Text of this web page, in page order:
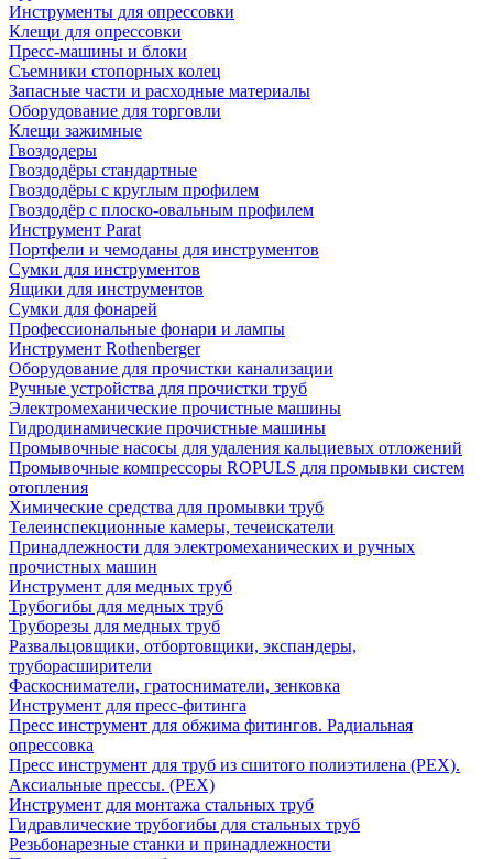
Инструменты для опрессовки
Клещи для опрессовки
Пресс-машины и блоки
Съемники стопорных колец
Запасные части и расходные материалы
Оборудование для торговли
Клещи зажимные
Гвоздодеры
Гвоздодёры стандартные
Гвоздодёры с круглым профилем
Гвоздодёр с плоско-овальным профилем
Инструмент Parat
Портфели и чемоданы для инструментов
Сумки для инструментов
Ящики для инструментов
Сумки для фонарей
Профессиональные фонари и лампы
Инструмент Rothenberger
Оборудование для прочистки канализации
Ручные устройства для прочистки труб
Электромеханические прочистные машины
Гидродинамические прочистные машины
Промывочные насосы для удаления кальциевых отложений
Промывочные компрессоры ROPULS для промывки систем
отопления
Химические средства для промывки труб
Телеинспекционные камеры, течеискатели
Принадлежности для электромеханических и ручных
прочистных машин
Инструмент для медных труб
Трубогибы для медных труб
Труборезы для медных труб
Развальцовщики, отбортовщики, экспандеры,
труборасширители
Фаскосниматели, гратосниматели, зенковка
Инструмент для пресс-фитинга
Пресс инструмент для обжима фитингов. Радиальная
опрессовка
Пресс инструмент для труб из сшитого полиэтилена (PEX).
Аксиальные прессы. (PEX)
Инструмент для монтажа стальных труб
Гидравлические трубогибы для стальных труб
Резьбонарезные станки и принадлежности